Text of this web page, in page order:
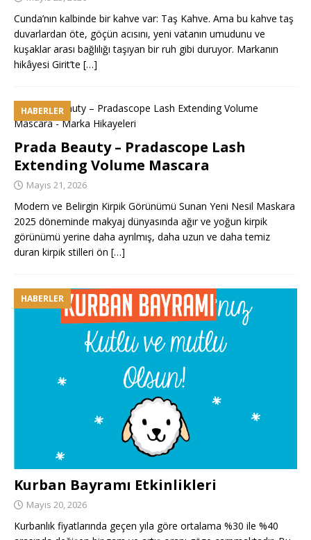
Cunda’nın kalbinde bir kahve var: Taş Kahve. Ama bu kahve taş
duvarlardan öte, göçün acısını, yeni vatanın umudunu ve
kuşaklar arası bağlılığı taşıyan bir ruh gibi duruyor. Markanın
hikâyesi Girit’te […]
HABERLER
Prada Beauty – Pradascope Lash
Extending Volume Mascara
Mayıs 21, 2026
Modern ve Belirgin Kirpik Görünümü Sunan Yeni Nesil Maskara
2025 döneminde makyaj dünyasında ağır ve yoğun kirpik
görünümü yerine daha ayrılmış, daha uzun ve daha temiz
duran kirpik stilleri ön […]
HABERLER
Kurban Bayramı Etkinlikleri
Mayıs 20, 2026
Kurbanlık fiyatlarında geçen yıla göre ortalama %30 ile %40